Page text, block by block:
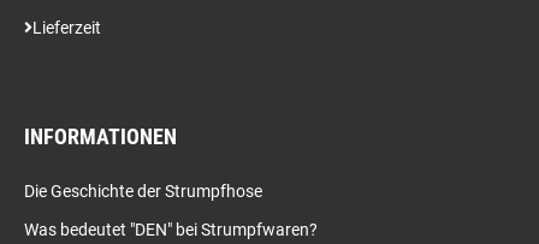
Lieferzeit
INFORMATIONEN
Die Geschichte der Strumpfhose
Was bedeutet "DEN" bei Strumpfwaren?